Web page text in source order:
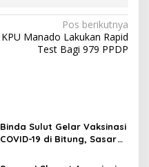
Pos berikutnya
KPU Manado Lakukan Rapid
Test Bagi 979 PPDP
Binda Sulut Gelar Vaksinasi
COVID-19 di Bitung, Sasar